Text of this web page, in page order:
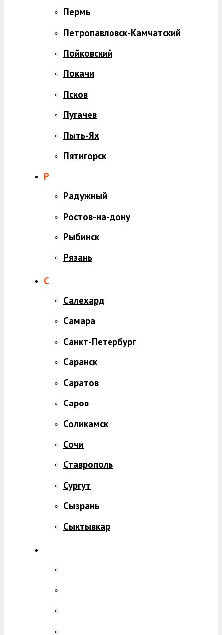
Пермь
Петропавловск-Камчатский
Пойковский
Покачи
Псков
Пугачев
Пыть-Ях
Пятигорск
Р
Радужный
Ростов-на-дону
Рыбинск
Рязань
С
Салехард
Самара
Санкт-Петербург
Саранск
Саратов
Саров
Соликамск
Сочи
Ставрополь
Сургут
Сызрань
Сыктывкар